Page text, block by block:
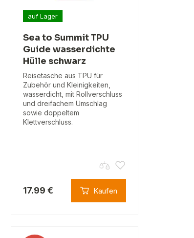
auf Lager
Sea to Summit TPU
Guide wasserdichte
Hülle schwarz
Reisetasche aus TPU für
Zubehör und Kleinigkeiten,
wasserdicht, mit Rollverschluss
und dreifachem Umschlag
sowie doppeltem
Klettverschluss.
17.99 € Kaufen